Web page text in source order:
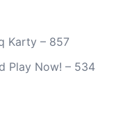
Karty – 857
Play Now! – 534